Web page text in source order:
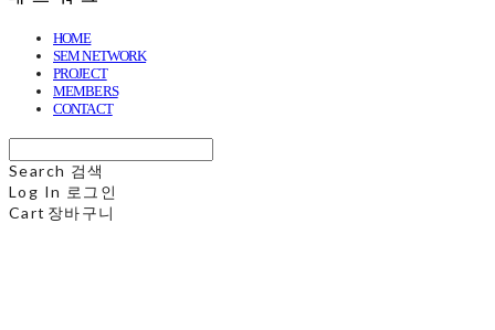
HOME
SEM NETWORK
PROJECT
MEMBERS
CONTACT
Search 검색
Log In 로그인
Cart 장바구니